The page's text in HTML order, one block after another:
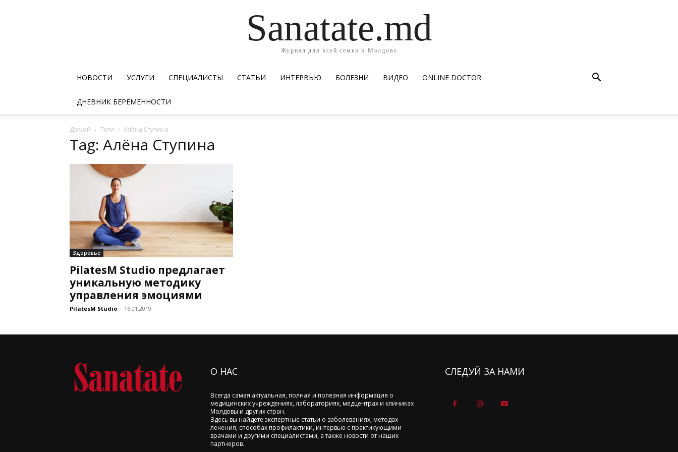
Sanatate.md
Журнал для всей семьи в Молдове
НОВОСТИ УСЛУГИ СПЕЦИАЛИСТЫ СТАТЬИ ИНТЕРВЬЮ БОЛЕЗНИ ВИДЕО ОNLINE DOCTOR
ДНЕВНИК БЕРЕМЕННОСТИ
Домой Теги Алёна Ступина
Tag: Алёна Ступина
Здоровье
PilatesM Studio предлагает
уникальную методику
управления эмоциями
PilatesM Studio - 16.01.2019
О НАС
Всегда самая актуальная, полная и полезная информация о
медицинских учреждениях, лабораториях, медцентрах и клиниках
Молдовы и других стран.
Здесь вы найдете экспертные статьи о заболеваниях, методах
лечения, способах профилактики, интервью с практикующими
врачами и другими специалистами, а также новости от наших
партнеров.
СЛЕДУЙ ЗА НАМИ